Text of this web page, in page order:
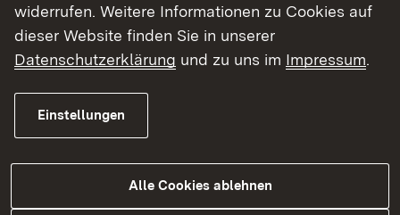
70565 Stuttgart
Wegweiser
Wegbeschreibung zur Ruppmannstr. 21 und zur
Industriestraße 5, 70565 Stuttgart
widerrufen. Weitere Informationen zu Cookies auf
dieser Website finden Sie in unserer
Datenschutzerklärung und zu uns im Impressum.
Einstellungen
Alle Cookies ablehnen